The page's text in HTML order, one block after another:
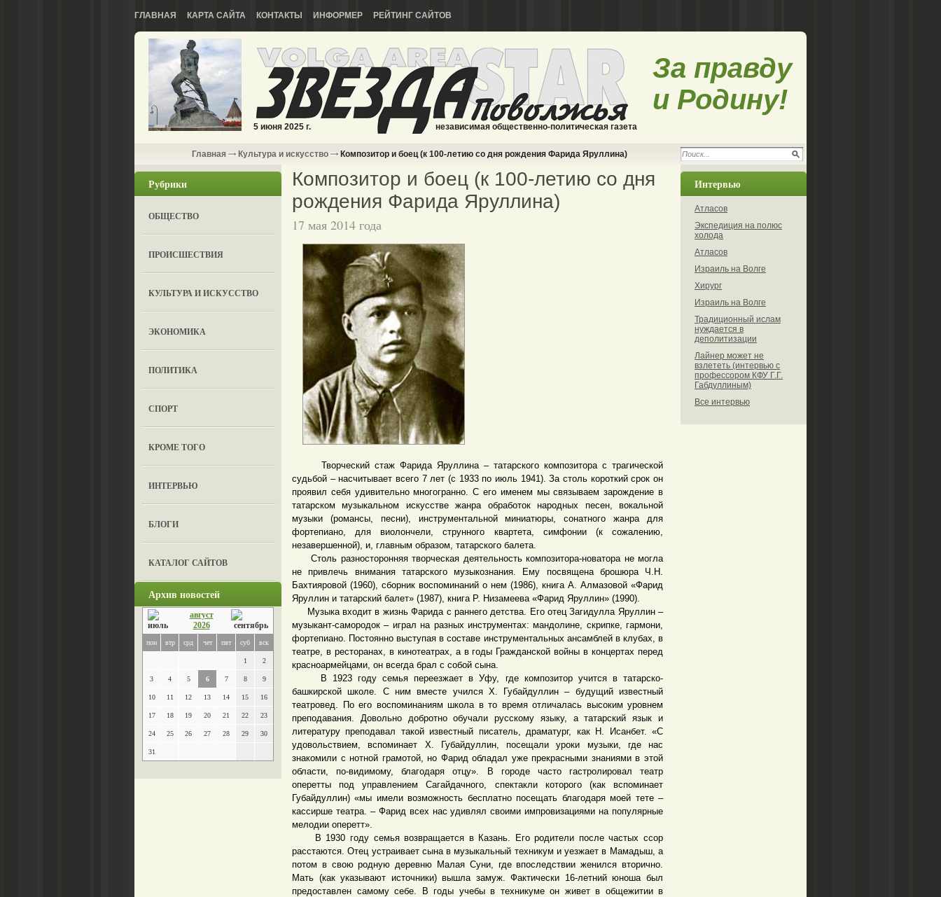
ГЛАВНАЯ КАРТА САЙТА КОНТАКТЫ ИНФОРМЕР РЕЙТИНГ САЙТОВ
5 июня 2025 г. независимая общественно-политическая газета
За правду
и Родину!
Главная Культура и искусство Композитор и боец (к 100-летию со дня рождения Фарида Яруллина)
Рубрики
ОБЩЕСТВО
ПРОИСШЕСТВИЯ
КУЛЬТУРА И ИСКУССТВО
ЭКОНОМИКА
ПОЛИТИКА
СПОРТ
КРОМЕ ТОГО
ИНТЕРВЬЮ
БЛОГИ
КАТАЛОГ САЙТОВ
Архив новостей
август
2026
пон втр срд чет пят суб вск
1 2
3 4 5 6 7 8 9
10 11 12 13 14 15 16
17 18 19 20 21 22 23
24 25 26 27 28 29 30
31
Композитор и боец (к 100-летию со дня
рождения Фарида Яруллина)
17 мая 2014 года
Творческий стаж Фарида Яруллина – татарского композитора с трагической
судьбой – насчитывает всего 7 лет (с 1933 по июль 1941). За столь короткий срок он
проявил себя удивительно многогранно. С его именем мы связываем зарождение в
татарском музыкальном искусстве жанра обработок народных песен, вокальной
музыки (романсы, песни), инструментальной миниатюры, сонатного жанра для
фортепиано, для виолончели, струнного квартета, симфонии (к сожалению,
незавершенной), и, главным образом, татарского балета.
Столь разносторонняя творческая деятельность композитора-новатора не могла
не привлечь внимания татарского музыкознания. Ему посвящена брошюра Ч.Н.
Бахтияровой (1960), сборник воспоминаний о нем (1986), книга А. Алмазовой «Фарид
Яруллин и татарский балет» (1987), книга Р. Низамеева «Фарид Яруллин» (1990).
Музыка входит в жизнь Фарида с раннего детства. Его отец Загидулла Яруллин –
музыкант-самородок – играл на разных инструментах: мандолине, скрипке, гармони,
фортепиано. Постоянно выступая в составе инструментальных ансамблей в клубах, в
театре, в ресторанах, в кинотеатрах, а в годы Гражданской войны в концертах перед
красноармейцами, он всегда брал с собой сына.
В 1923 году семья переезжает в Уфу, где композитор учится в татарско-
башкирской школе. С ним вместе учился Х. Губайдуллин – будущий известный
театровед. По его воспоминаниям школа в то время отличалась высоким уровнем
преподавания. Довольно добротно обучали русскому языку, а татарский язык и
литературу преподавал такой известный писатель, драматург, как Н. Исанбет. «С
удовольствием, вспоминает Х. Губайдуллин, посещали уроки музыки, где нас
знакомили с нотной грамотой, но Фарид обладал уже прекрасными знаниями в этой
области, по-видимому, благодаря отцу». В городе часто гастролировал театр
оперетты под управлением Сагайдачного, спектакли которого (как вспоминает
Губайдуллин) «мы имели возможность бесплатно посещать благодаря моей тете –
кассирше театра. – Фарид всех нас удивлял своими импровизациями на популярные
мелодии оперетт».
В 1930 году семья возвращается в Казань. Его родители после частых ссор
расстаются. Отец устраивает сына в музыкальный техникум и уезжает в Мамадыш, а
потом в свою родную деревню Малая Суни, где впоследствии женился вторично.
Мать (как указывают источники) вышла замуж. Фактически 16-летний юноша был
предоставлен самому себе. В годы учебы в техникуме он живет в общежитии в
Интервью
Атласов
Экспедиция на полюс
холода
Атласов
Израиль на Волге
Хирург
Израиль на Волге
Традиционный ислам
нуждается в
деполитизации
Лайнер может не
взлететь (интервью с
профессором КФУ Г.Г.
Габдуллиным)
Все интервью